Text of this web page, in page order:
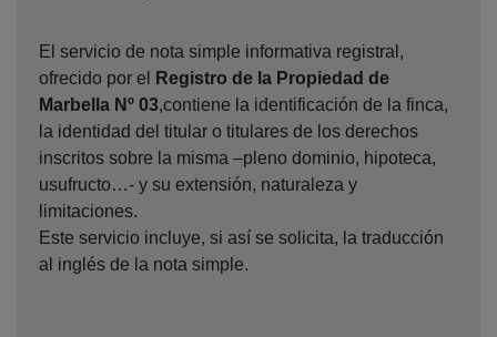
El servicio de nota simple informativa registral,
ofrecido por el
Registro de la Propiedad de
Marbella Nº 03,contiene la identificación de la finca,
la identidad del titular o titulares de los derechos
inscritos sobre la misma –pleno dominio, hipoteca,
usufructo…- y su extensión, naturaleza y
limitaciones.
Este servicio incluye, si así se solicita, la traducción
al inglés de la nota simple.